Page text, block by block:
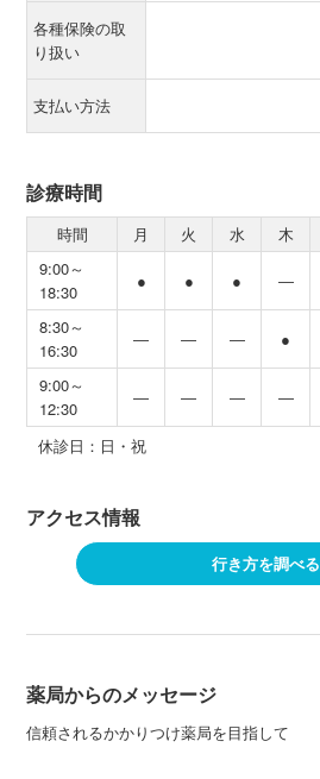
各種保険の取
り扱い
支払い方法
診療時間
時間 月 火 水 木
9:00～
18:30
● ● ● ―
8:30～
16:30
― ― ― ●
9:00～
12:30
― ― ― ―
休診日：日・祝
アクセス情報
行き方を調べる
薬局からのメッセージ
信頼されるかかりつけ薬局を目指して